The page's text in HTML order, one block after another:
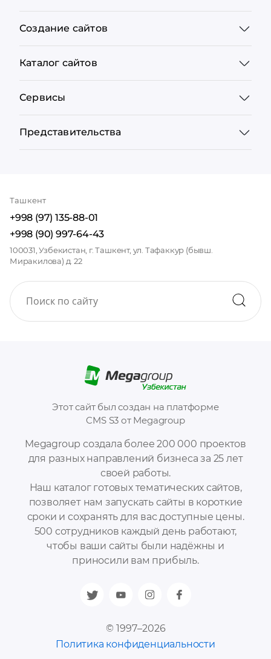
Megagroup создала более 200 000 проектов
для разных направлений бизнеса за 25 лет
своей работы.
Наш каталог готовых тематических сайтов,
позволяет нам запускать сайты в короткие
сроки и сохранять для вас доступные цены.
500 сотрудников каждый день работают,
чтобы ваши сайты были надёжны и
приносили вам прибыль.
© 1997–2026
Политика конфиденциальности
Этот сайт был создан на платформе
CMS S3 от Megagroup
Создание сайтов
Каталог сайтов
Сервисы
Представительства
Ташкент
+998 (97) 135-88-01
+998 (90) 997-64-43
100031, Узбекистан, г. Ташкент, ул. Тафаккур (бывш.
Миракилова) д. 22